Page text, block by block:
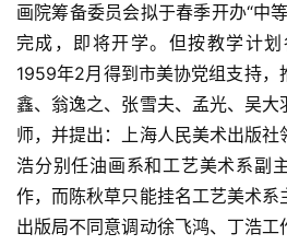
画院筹备委员会拟于春季开办“中
完成，即将开学。但按教学计划
1959年2月得到市美协党组支持，
鑫、翁逸之、张雪夫、孟光、吴
师，并提出：上海人民美术出版
浩分别任油画系和工艺美术系副
作，而陈秋草只能挂名工艺美术
出版局不同意调动徐飞鸿、丁浩工